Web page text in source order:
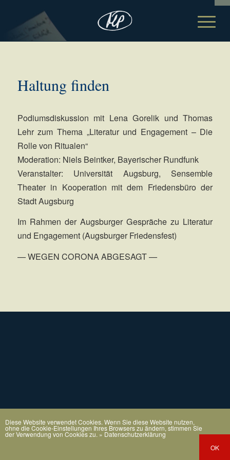
Haltung finden
Podiumsdiskussion mit Lena Gorelik und Thomas
Lehr zum Thema „Literatur und Engagement – Die
Rolle von Ritualen“
Moderation: Niels Beintker, Bayerischer Rundfunk
Veranstalter: Universität Augsburg, Sensemble
Theater in Kooperation mit dem Friedensbüro der
Stadt Augsburg
Im Rahmen der Augsburger Gespräche zu Literatur
und Engagement (Augsburger Friedensfest)
— WEGEN CORONA ABGESAGT —
Diese Website verwendet Cookies. Wenn Sie diese Website nutzen,
ohne die Cookie-Einstellungen Ihres Browsers zu ändern, stimmen Sie
der Verwendung von Cookies zu. » Datenschutzerklärung
OK